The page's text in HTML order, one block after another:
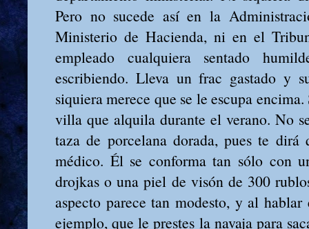
Pero no sucede así en la
Ministerio de Hacienda, ni en el
empleado cualquiera sentado
escribiendo. Lleva un frac gastado y
siquiera merece que se le escupa
villa que alquila durante el verano. No
taza de porcelana dorada, pues te
médico. Él se conforma tan sólo con
drojkas o una piel de visón de 300
aspecto parece tan modesto, y al
ejemplo, que le prestes la navaja para